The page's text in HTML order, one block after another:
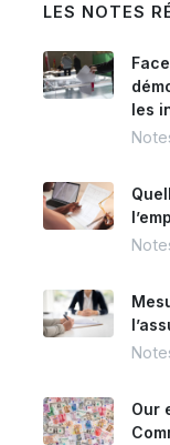
LES NOTES
les
Our